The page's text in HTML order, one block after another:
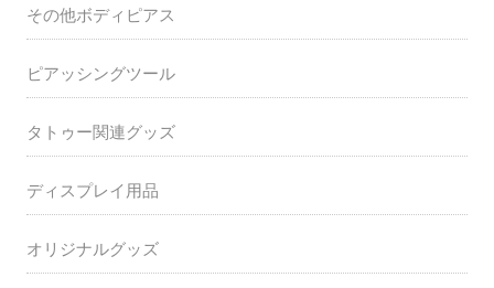
その他ボディピアス
ピアッシングツール
タトゥー関連グッズ
ディスプレイ用品
オリジナルグッズ